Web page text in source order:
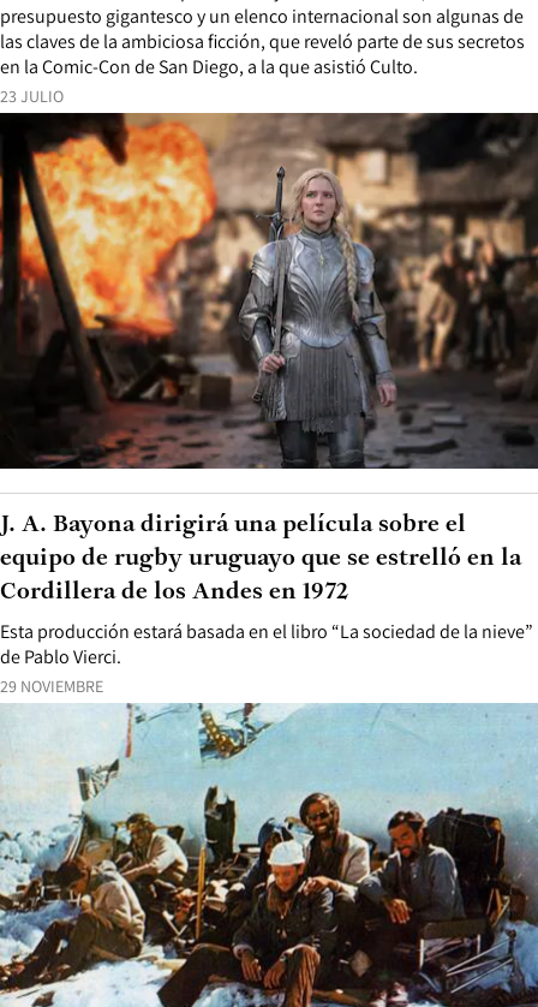
23 JULIO
presupuesto gigantesco y un elenco internacional son algunas de
las claves de la ambiciosa ficción, que reveló parte de sus secretos
en la Comic-Con de San Diego, a la que asistió Culto.
29 NOVIEMBRE
Esta producción estará basada en el libro “La sociedad de la nieve”
de Pablo Vierci.
J. A. Bayona dirigirá una película sobre el
equipo de rugby uruguayo que se estrelló en la
Cordillera de los Andes en 1972